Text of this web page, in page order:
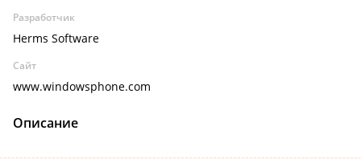
Разработчик
Herms Software
Сайт
www.windowsphone.com
Описание